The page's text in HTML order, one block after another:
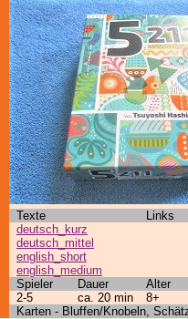
Texte Links
deutsch_kurz
deutsch_mittel
english_short
english_medium
Spieler Dauer Alter
2-5
ca. 20 min 8+
Karten - Bluffen/Knobeln,